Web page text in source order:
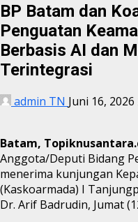
BP Batam dan
Penguatan
Berbasis AI dan
Terintegrasi
admin TN Juni 16, 2026
Batam,
Anggota/Deputi Bidang
menerima kunjungan
(Kaskoarmada) I
Dr. Arif Badrudin, Jumat